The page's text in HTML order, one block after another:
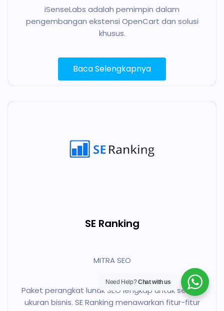
iSenseLabs adalah pemimpin dalam
pengembangan ekstensi OpenCart dan solusi
khusus.
Baca Selengkapnya
SE Ranking
MITRA SEO
Paket perangkat lunak SEO lengkap untuk semua
ukuran bisnis. SE Ranking menawarkan fitur-fitur
Need Help?Chat with us